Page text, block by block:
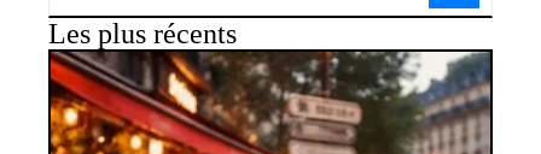
Les plus récents